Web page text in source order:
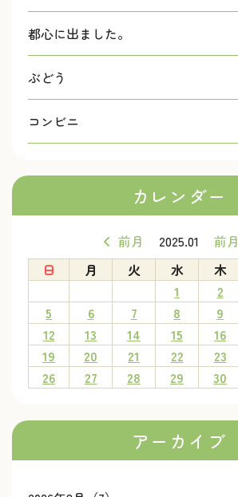
都心に出ました。
ぶどう
コンビニ
カレンダー
前月 2025.01
前月
日
月 火 水 木
1
2
5
6 7 8 9
12
13 14 15 16
19
20 21 22 23
26
27 28 29 30
アーカイブ